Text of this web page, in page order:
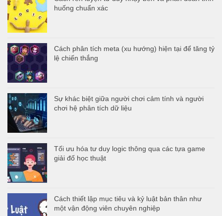
huống chuẩn xác
Cách phân tích meta (xu hướng) hiện tại để tăng tỷ
lệ chiến thắng
Sự khác biệt giữa người chơi cảm tính và người
chơi hệ phân tích dữ liệu
Tối ưu hóa tư duy logic thông qua các tựa game
giải đố học thuật
Cách thiết lập mục tiêu và kỷ luật bản thân như
một vận động viên chuyên nghiệp